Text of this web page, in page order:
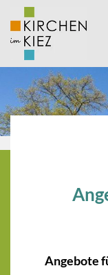
Angebote